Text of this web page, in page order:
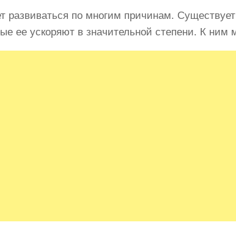
развиваться по многим причинам. Существует
ее ускоряют в значительной степени. К ним